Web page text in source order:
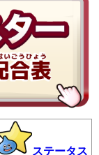
ステータス